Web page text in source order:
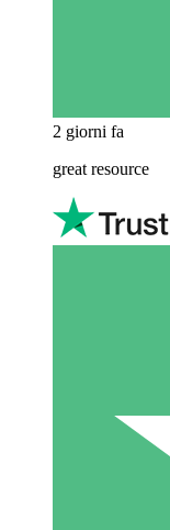
2 giorni fa
great resource